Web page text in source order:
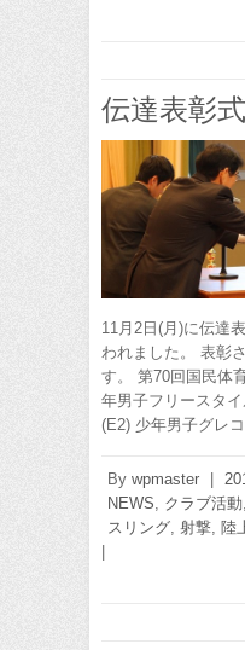
伝達表彰
11月2日(月)に伝達
われました。 表彰
す。 第70回国民体
年男子フリースタ
(E2) 少年男子グレ
By wpmaster
NEWS, クラブ活動,
スリング, 射撃, 陸